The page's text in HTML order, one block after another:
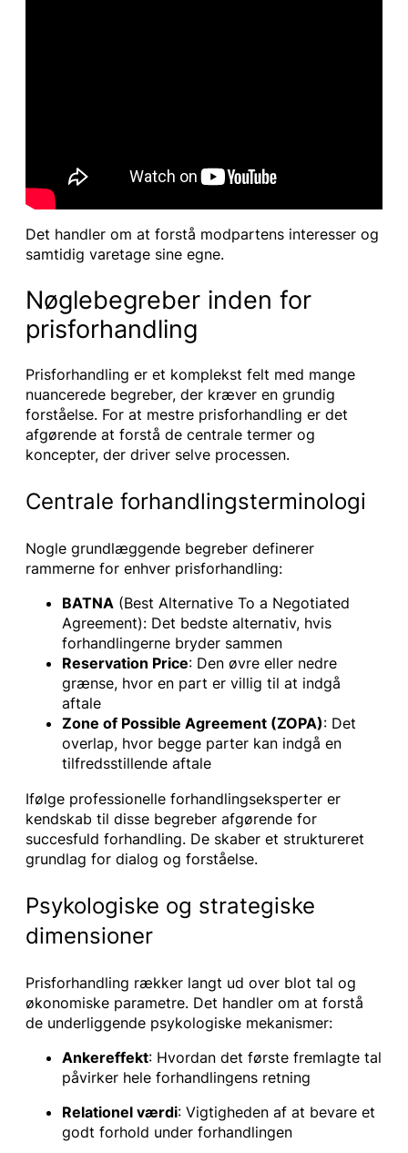
Det handler om at forstå modpartens interesser og
samtidig varetage sine egne.
Nøglebegreber inden for
prisforhandling
Prisforhandling er et komplekst felt med mange
nuancerede begreber, der kræver en grundig
forståelse. For at mestre prisforhandling er det
afgørende at forstå de centrale termer og
koncepter, der driver selve processen.
Centrale forhandlingsterminologi
Nogle grundlæggende begreber definerer
rammerne for enhver prisforhandling:
BATNA (Best Alternative To a Negotiated
Agreement): Det bedste alternativ, hvis
forhandlingerne bryder sammen
Reservation Price: Den øvre eller nedre
grænse, hvor en part er villig til at indgå
aftale
Zone of Possible Agreement (ZOPA): Det
overlap, hvor begge parter kan indgå en
tilfredsstillende aftale
Ifølge professionelle forhandlingseksperter er
kendskab til disse begreber afgørende for
succesfuld forhandling. De skaber et struktureret
grundlag for dialog og forståelse.
Psykologiske og strategiske
dimensioner
Prisforhandling rækker langt ud over blot tal og
økonomiske parametre. Det handler om at forstå
de underliggende psykologiske mekanismer:
Ankereffekt: Hvordan det første fremlagte tal
påvirker hele forhandlingens retning
Relationel værdi: Vigtigheden af at bevare et
godt forhold under forhandlingen